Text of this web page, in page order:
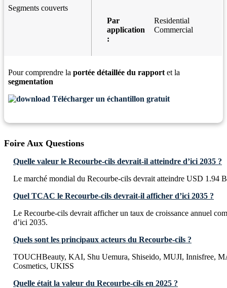
Segments couverts
Par
application
:
Residential
Commercial
Pour comprendre la portée détaillée du rapport et la
segmentation
Télécharger un échantillon gratuit
Foire Aux Questions
Quelle valeur le Recourbe-cils devrait-il atteindre d’ici 2035 ?
Le marché mondial du Recourbe-cils devrait atteindre USD 1.94
Quel TCAC le Recourbe-cils devrait-il afficher d’ici 2035 ?
Le Recourbe-cils devrait afficher un taux de croissance annuel
d’ici 2035.
Quels sont les principaux acteurs du Recourbe-cils ?
TOUCHBeauty, KAI, Shu Uemura, Shiseido, MUJI, Innisfree,
Cosmetics, UKISS
Quelle était la valeur du Recourbe-cils en 2025 ?